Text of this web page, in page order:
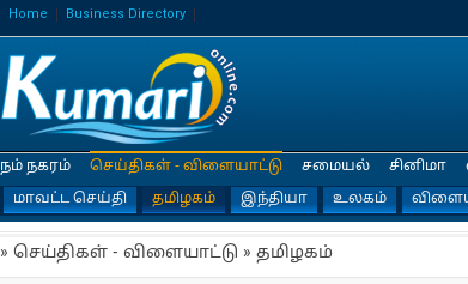
Home Business Directory
நம் நகரம்
செய்திகள் - விளையாட்டு
மாவட்ட செய்தி
தமிழகம் இந்தியா உலகம்
சமையல் சினிமா
» செய்திகள் - விளையாட்டு » தமிழகம்